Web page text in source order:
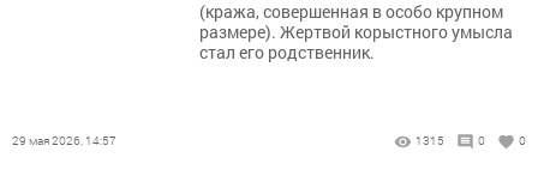
(кража, совершенная в особо крупном
размере). Жертвой корыстного умысла
стал его родственник.
29 мая 2026, 14:57 1315 0 0